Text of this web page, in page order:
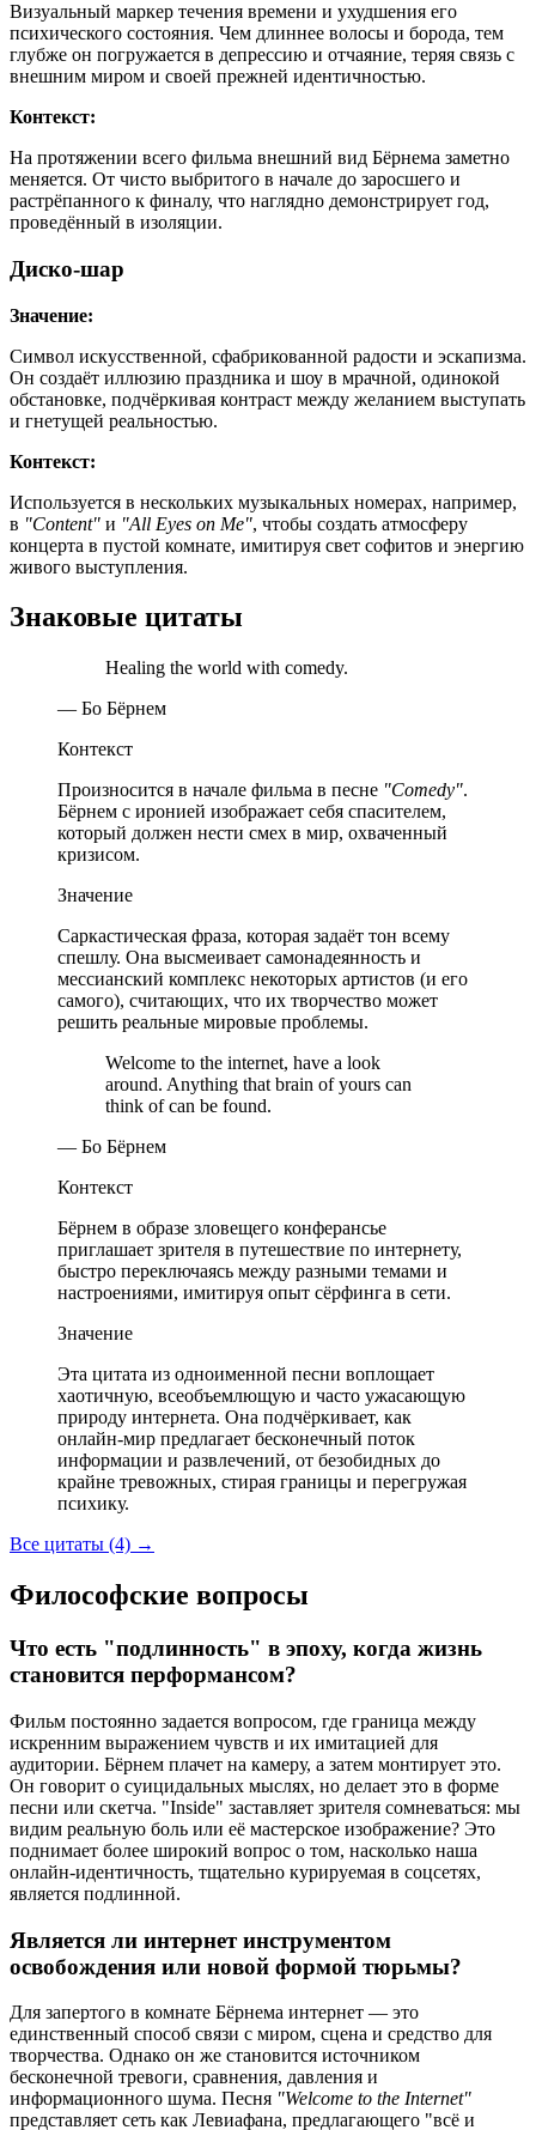
Визуальный маркер течения времени и ухудшения его
психического состояния. Чем длиннее волосы и борода, тем
глубже он погружается в депрессию и отчаяние, теряя связь с
внешним миром и своей прежней идентичностью.
Контекст:
На протяжении всего фильма внешний вид Бёрнема заметно
меняется. От чисто выбритого в начале до заросшего и
растрёпанного к финалу, что наглядно демонстрирует год,
проведённый в изоляции.
Диско-шар
Значение:
Символ искусственной, сфабрикованной радости и эскапизма.
Он создаёт иллюзию праздника и шоу в мрачной, одинокой
обстановке, подчёркивая контраст между желанием выступать
и гнетущей реальностью.
Контекст:
Используется в нескольких музыкальных номерах, например,
в "Content" и "All Eyes on Me", чтобы создать атмосферу
концерта в пустой комнате, имитируя свет софитов и энергию
живого выступления.
Знаковые цитаты
Healing the world with comedy.
— Бо Бёрнем
Контекст
Произносится в начале фильма в песне "Comedy".
Бёрнем с иронией изображает себя спасителем,
который должен нести смех в мир, охваченный
кризисом.
Значение
Саркастическая фраза, которая задаёт тон всему
спешлу. Она высмеивает самонадеянность и
мессианский комплекс некоторых артистов (и его
самого), считающих, что их творчество может
решить реальные мировые проблемы.
Welcome to the internet, have a look
around. Anything that brain of yours can
think of can be found.
— Бо Бёрнем
Контекст
Бёрнем в образе зловещего конферансье
приглашает зрителя в путешествие по интернету,
быстро переключаясь между разными темами и
настроениями, имитируя опыт сёрфинга в сети.
Значение
Эта цитата из одноименной песни воплощает
хаотичную, всеобъемлющую и часто ужасающую
природу интернета. Она подчёркивает, как
онлайн-мир предлагает бесконечный поток
информации и развлечений, от безобидных до
крайне тревожных, стирая границы и перегружая
психику.
Все цитаты (4) →
Философские вопросы
Что есть "подлинность" в эпоху, когда жизнь
становится перформансом?
Фильм постоянно задается вопросом, где граница между
искренним выражением чувств и их имитацией для
аудитории. Бёрнем плачет на камеру, а затем монтирует это.
Он говорит о суицидальных мыслях, но делает это в форме
песни или скетча. "Inside" заставляет зрителя сомневаться: мы
видим реальную боль или её мастерское изображение? Это
поднимает более широкий вопрос о том, насколько наша
онлайн-идентичность, тщательно курируемая в соцсетях,
является подлинной.
Является ли интернет инструментом
освобождения или новой формой тюрьмы?
Для запертого в комнате Бёрнема интернет — это
единственный способ связи с миром, сцена и средство для
творчества. Однако он же становится источником
бесконечной тревоги, сравнения, давления и
информационного шума. Песня "Welcome to the Internet"
представляет сеть как Левиафана, предлагающего "всё и